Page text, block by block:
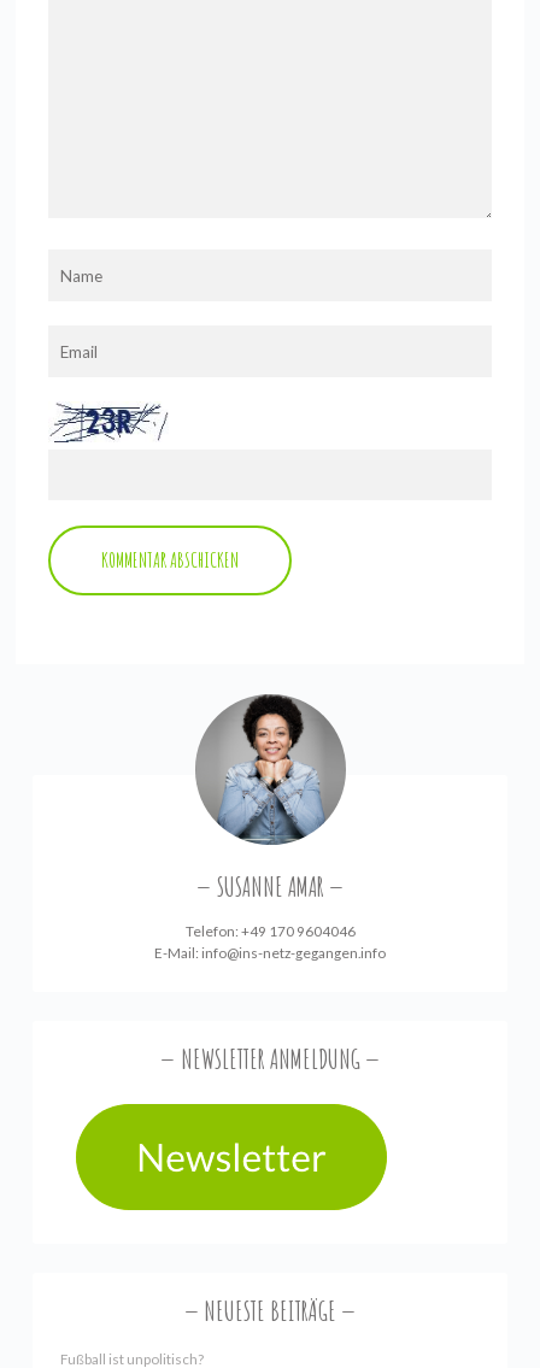
SUSANNE AMAR
Telefon: +49 170 9604046
E-Mail: info@ins-netz-gegangen.info
NEWSLETTER ANMELDUNG
NEUESTE BEITRÄGE
Fußball ist unpolitisch?